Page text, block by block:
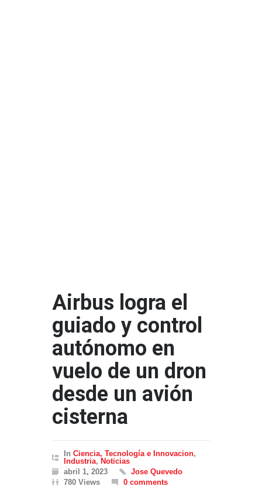
Airbus logra el
guiado y control
autónomo en
vuelo de un dron
desde un avión
cisterna
In Ciencia, Tecnología e Innovacion,
Industria, Noticias
abril 1, 2023
Jose Quevedo
780 Views
0 comments